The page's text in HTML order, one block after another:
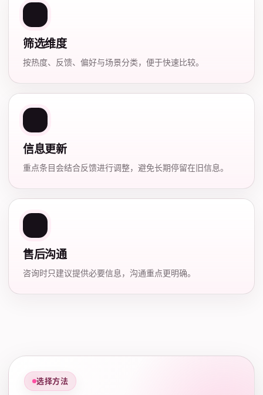
筛选维度
按热度、反馈、偏好与场景分类，便于快速比较。
信息更新
重点条目会结合反馈进行调整，避免长期停留在旧信息。
售后沟通
咨询时只建议提供必要信息，沟通重点更明确。
选择方法